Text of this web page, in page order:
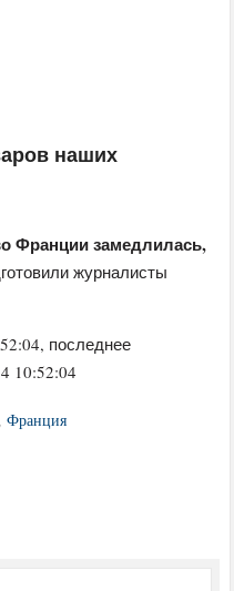
наших
Франции замедлилась,
журналисты
, последнее
10:52:04
,Франция